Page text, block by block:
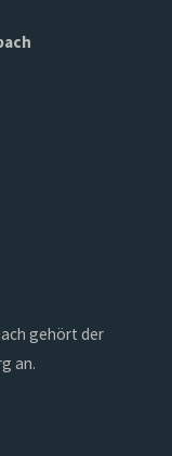
gehört der
an.